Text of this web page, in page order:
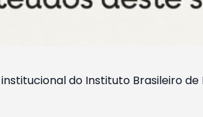
do Instituto Brasileiro